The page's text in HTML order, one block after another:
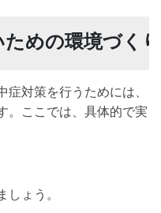
めの環境づく
対策を行うためには、
。ここでは、具体的で実
しょう。